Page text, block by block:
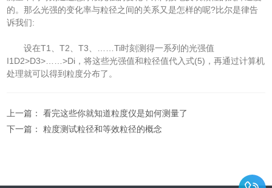
的。那么光强的变化率与粒径之间的关系又是怎样的呢?比尔是律告
诉我们:
设在T1、T2、T3、……Ti时刻测得一系列的光强值
I1D2>D3>……>Di，将这些光强值和粒径值代入式(5)，再通过计算机
处理就可以得到粒度分布了。
上一篇：看完这些你就知道粒度仪是如何测量了
下一篇：粒度测试粒径和等效粒径的概念